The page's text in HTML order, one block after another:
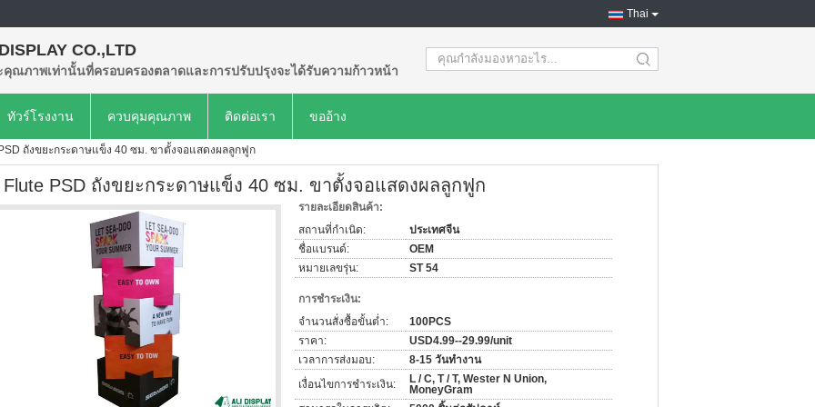
Thai
CO.,LTD
คุณภาพเท่านั้นที่ครอบครองตลาดและการปรับปรุงจะได้รับความก้าวหน้า search
ทัวร์โรงงาน ควบคุมคุณภาพ ติดต่อเรา ขออ้าง
ถังขยะกระดาษแข็ง 40 ซม. ขาตั้งจอแสดงผลลูกฟูก
Flute PSD ถังขยะกระดาษแข็ง 40 ซม. ขาตั้งจอแสดงผลลูกฟูก
รายละเอียดสินค้า:
สถานที่กำเนิด:
ประเทศจีน
ชื่อแบรนด์:
OEM
หมายเลขรุ่น:
ST 54
การชำระเงิน:
จำนวนสั่งซื้อขั้นต่ำ:
100PCS
ราคา:
USD4.99--29.99/unit
เวลาการส่งมอบ:
8-15 วันทำงาน
เงื่อนไขการชำระเงิน:
L / C, T / T, Wester N Union,
MoneyGram